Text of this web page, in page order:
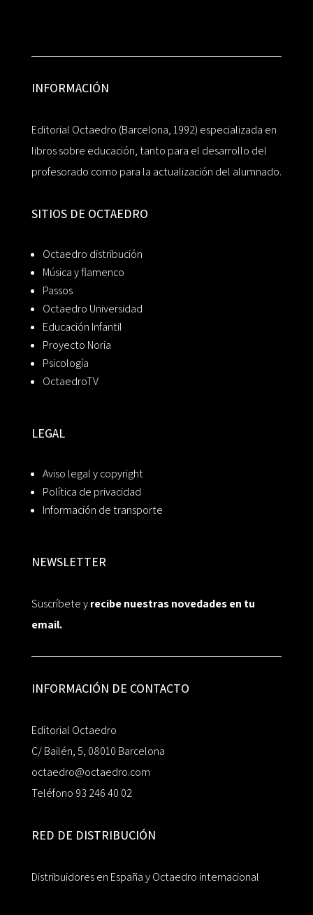
INFORMACIÓN
Editorial Octaedro (Barcelona, 1992) especializada en
libros sobre educación, tanto para el desarrollo del
profesorado como para la actualización del alumnado.
SITIOS DE OCTAEDRO
Octaedro distribución
Música y flamenco
Passos
Octaedro Universidad
Educación Infantil
Proyecto Noria
Psicología
OctaedroTV
LEGAL
Aviso legal y copyright
Política de privacidad
Información de transporte
NEWSLETTER
Suscríbete yrecibe nuestras novedades en tu
email.
INFORMACIÓN DE CONTACTO
Editorial Octaedro
C/ Bailén, 5, 08010 Barcelona
octaedro@octaedro.com
Teléfono 93 246 40 02
RED DE DISTRIBUCIÓN
Distribuidores en España y Octaedro internacional